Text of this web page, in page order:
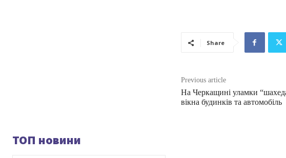
Share
Previous article
На Черкащині уламки
вікна будинків та автомобіль
ТОП новини